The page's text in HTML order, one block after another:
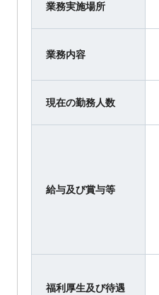
業務実施場所
業務内容
現在の勤務人数
給与及び賞与等
福利厚生及び待遇